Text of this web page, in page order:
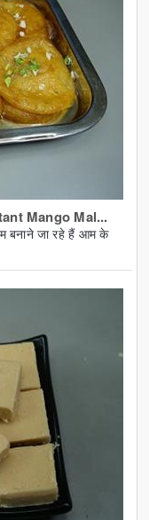
Mango Mal...
बनाने जा रहे हैं आम के